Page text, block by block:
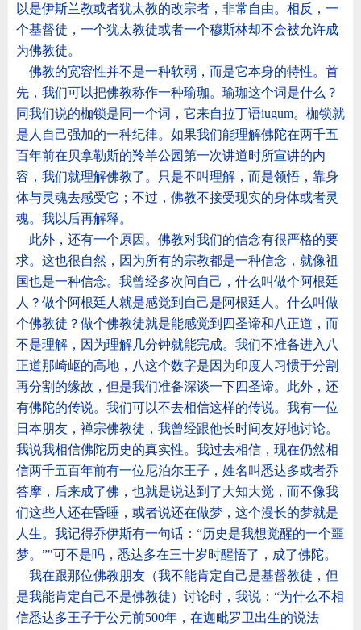
以是伊斯兰教或者犹太教的改宗者，非常自由。相反，一
个基督徒，一个犹太教徒或者一个穆斯林却不会被允许成
为佛教徒。
佛教的宽容性并不是一种软弱，而是它本身的特性。首
先，我们可以把佛教称作一种瑜珈。瑜珈这个词是什么？
同我们说的枷锁是同一个词，它来自拉丁语iugum。枷锁就
是人自己强加的一种纪律。如果我们能理解佛陀在两千五
百年前在贝拿勒斯的羚羊公园第一次讲道时所宣讲的内
容，我们就理解佛教了。只是不叫理解，而是领悟，靠身
体与灵魂去感受它；不过，佛教不接受现实的身体或者灵
魂。我以后再解释。
此外，还有一个原因。佛教对我们的信念有很严格的要
求。这也很自然，因为所有的宗教都是一种信念，就像祖
国也是一种信念。我曾经多次问自己，什么叫做个阿根廷
人？做个阿根廷人就是感觉到自己是阿根廷人。什么叫做
个佛教徒？做个佛教徒就是能感觉到四圣谛和八正道，而
不是理解，因为理解几分钟就能完成。我们不准备进入八
正道那崎岖的高地，八这个数字是因为印度人习惯于分割
再分割的缘故，但是我们准备深谈一下四圣谛。此外，还
有佛陀的传说。我们可以不去相信这样的传说。我有一位
日本朋友，禅宗佛教徒，我曾经跟他长时间友好地讨论。
我说我相信佛陀历史的真实性。我过去相信，现在仍然相
信两千五百年前有一位尼泊尔王子，姓名叫悉达多或者乔
答摩，后来成了佛，也就是说达到了大知大觉，而不像我
们这些人还在昏睡，或者说还在做梦，这个漫长的梦就是
人生。我记得乔伊斯有一句话： “历史是我想觉醒的一个噩
梦。 ”"可不是吗，悉达多在三十岁时醒悟了，成了佛陀。
我在跟那位佛教朋友（我不能肯定自己是基督教徒，但
是我能肯定自己不是佛教徒）讨论时，我说： “为什么不相
信悉达多王子于公元前500年，在迦毗罗卫出生的说法